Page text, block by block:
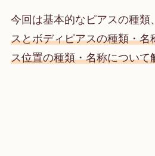
今回は基本的なピアスの種類、
スとボディピアスの種類・名
ス位置の種類・名称について